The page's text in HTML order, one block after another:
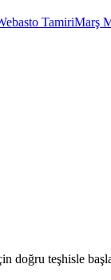
TamiriMarş
doğru teşhisle